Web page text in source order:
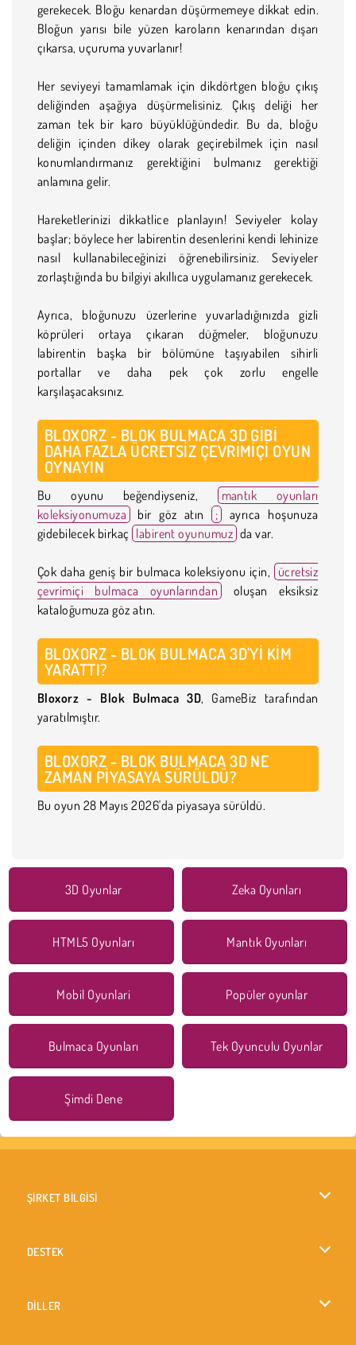
gerekecek. Bloğu kenardan düşürmemeye dikkat edin.
Bloğun yarısı bile yüzen karoların kenarından dışarı
çıkarsa, uçuruma yuvarlanır!
Her seviyeyi tamamlamak için dikdörtgen bloğu çıkış
deliğinden aşağıya düşürmelisiniz. Çıkış deliği her
zaman tek bir karo büyüklüğündedir. Bu da, bloğu
deliğin içinden dikey olarak geçirebilmek için nasıl
konumlandırmanız gerektiğini bulmanız gerektiği
anlamına gelir.
Hareketlerinizi dikkatlice planlayın! Seviyeler kolay
başlar; böylece her labirentin desenlerini kendi lehinize
nasıl kullanabileceğinizi öğrenebilirsiniz. Seviyeler
zorlaştığında bu bilgiyi akıllıca uygulamanız gerekecek.
Ayrıca, bloğunuzu üzerlerine yuvarladığınızda gizli
köprüleri ortaya çıkaran düğmeler, bloğunuzu
labirentin başka bir bölümüne taşıyabilen sihirli
portallar ve daha pek çok zorlu engelle
karşılaşacaksınız.
BLOXORZ - BLOK BULMACA 3D GIBI
DAHA FAZLA ÜCRETSIZ ÇEVRIMIÇI OYUN
OYNAYIN
Bu oyunu beğendiyseniz,
mantık oyunları
koleksiyonumuza
bir göz atın ;
ayrıca hoşunuza
gidebilecek birkaç labirent oyunumuz da var.
Çok daha geniş bir bulmaca koleksiyonu için, ücretsiz
çevrimiçi bulmaca oyunlarından
oluşan eksiksiz
kataloğumuza göz atın.
BLOXORZ - BLOK BULMACA 3D'YI KIM
YARATTI?
Bloxorz - Blok Bulmaca 3D, GameBiz tarafından
yaratılmıştır.
BLOXORZ - BLOK BULMACA 3D NE
ZAMAN PIYASAYA SÜRÜLDÜ?
Bu oyun 28 Mayıs 2026'da piyasaya sürüldü.
3D Oyunlar Zeka Oyunları
HTML5 Oyunları Mantık Oyunları
Mobil Oyunlari Popüler oyunlar
Bulmaca Oyunları Tek Oyunculu Oyunlar
Şimdi Dene
ŞİRKET BİLGİSİ
DESTEK
DİLLER